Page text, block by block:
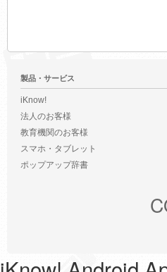
製品・サービス
iKnow!
法人のお客様
教育機関のお客様
スマホ・タブレット
ポップアップ辞書